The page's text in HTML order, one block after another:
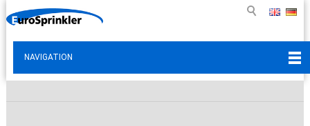
NAVIGATION